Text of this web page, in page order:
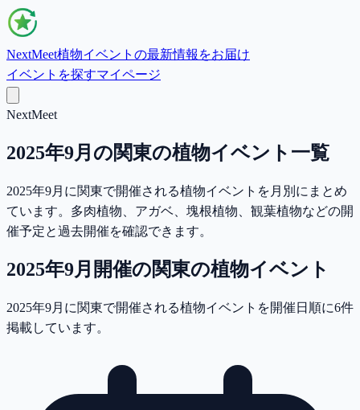
NextMeet植物イベントの最新情報をお届け
イベントを探すマイページ
NextMeet
2025年9月の関東の植物イベント一覧
2025年9月に関東で開催される植物イベントを月別にまとめ
ています。多肉植物、アガベ、塊根植物、観葉植物などの開
催予定と過去開催を確認できます。
2025年9月 開催の関東の植物イベント
2025年9月に関東で開催される植物イベントを開催日順に6件
掲載しています。